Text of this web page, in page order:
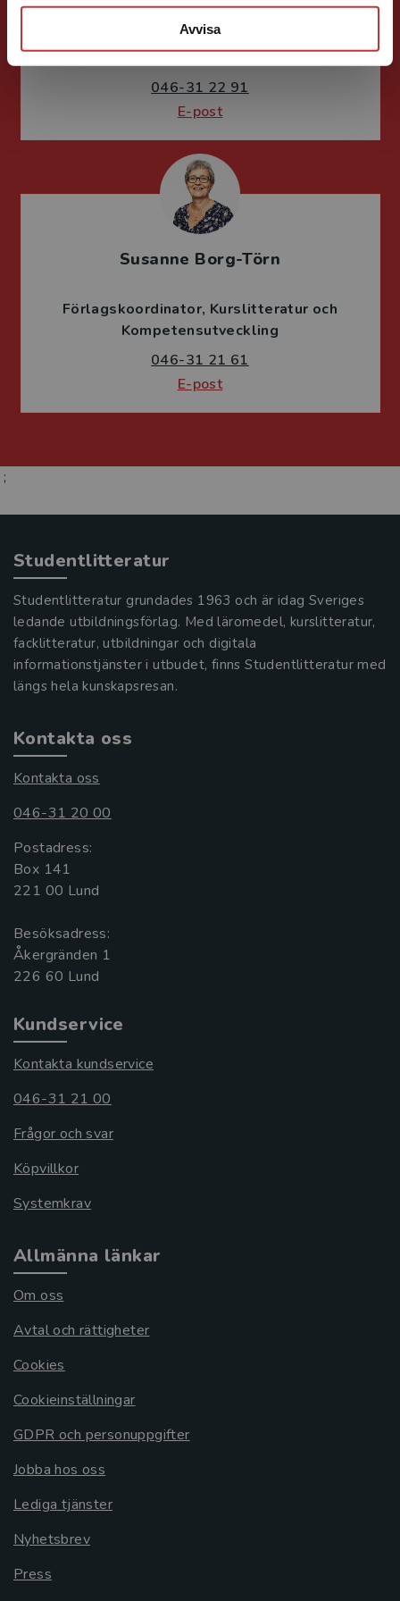
Avvisa
Förläggare
Juridik, kriminologi och polis
046-31 22 91
E-post
Susanne Borg-Törn
Förlagskoordinator Kurslitteratur och
Kompetensutveckling
046-31 21 61
E-post
;
Studentlitteratur
Studentlitteratur grundades 1963 och är idag Sveriges
ledande utbildningsförlag. Med läromedel, kurslitteratur,
facklitteratur, utbildningar och digitala
informationstjänster i utbudet, finns Studentlitteratur med
längs hela kunskapsresan.
Kontakta oss
Kontakta oss
046-31 20 00
Postadress:
Box 141
221 00 Lund
Besöksadress:
Åkergränden 1
Kundservice
Kontakta kundservice
046-31 21 00
Frågor och svar
Köpvillkor
Systemkrav
Allmänna länkar
Om oss
Avtal och rättigheter
Cookies
Cookieinställningar
GDPR och personuppgifter
Jobba hos oss
Lediga tjänster
Nyhetsbrev
Press